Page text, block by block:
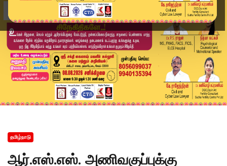
தமிழ்நாடு
ஆர்.எஸ்.எஸ். அணிவகுப்புக்கு